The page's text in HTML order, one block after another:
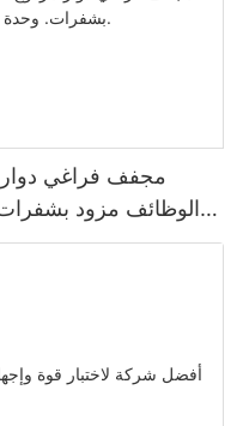
مجفف فراغي
الوظائف مزود